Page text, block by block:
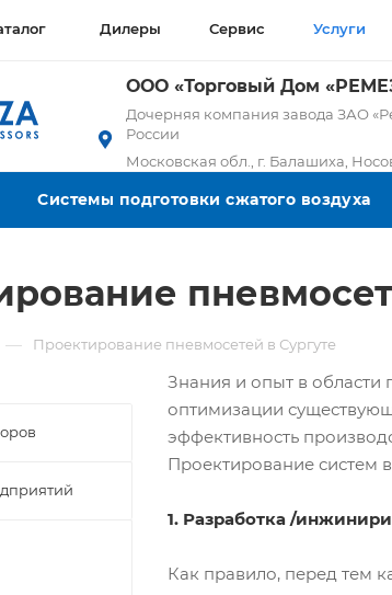
Дилеры Сервис Услуги
ООО «Торговый Дом
Дочерняя компания завода ЗАО
России
Московская обл., г. Балашиха,
Системы подготовки сжатого воздуха
— Проектирование пневмосетей в Сургуте
Знания и опыт в области
оптимизации
эффективность
Проектирование систем
1. Разработка /
Как правило, перед тем